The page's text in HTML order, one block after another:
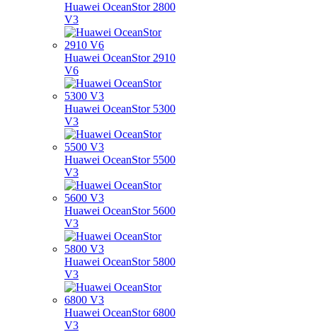
Huawei OceanStor 2800
V3
Huawei OceanStor 2910
V6
Huawei OceanStor 5300
V3
Huawei OceanStor 5500
V3
Huawei OceanStor 5600
V3
Huawei OceanStor 5800
V3
Huawei OceanStor 6800
V3